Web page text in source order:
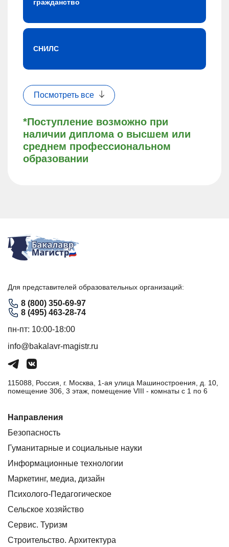
*Поступление возможно при
наличии диплома о высшем или
среднем профессиональном
образовании
гражданство
СНИЛС
Посмотреть все
Для представителей образовательных организаций:
8 (800) 350-69-97
8 (495) 463-28-74
пн-пт: 10:00-18:00
info@bakalavr-magistr.ru
115088, Россия, г. Москва, 1-ая улица Машиностроения, д. 10,
помещение 306, 3 этаж, помещение VIII - комнаты с 1 по 6
Направления
Безопасность
Гуманитарные и социальные науки
Информационные технологии
Маркетинг, медиа, дизайн
Психолого-Педагогическое
Сельское хозяйство
Сервис. Туризм
Строительство. Архитектура